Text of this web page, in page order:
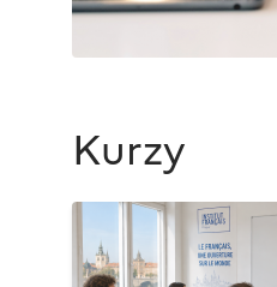
Kurzy